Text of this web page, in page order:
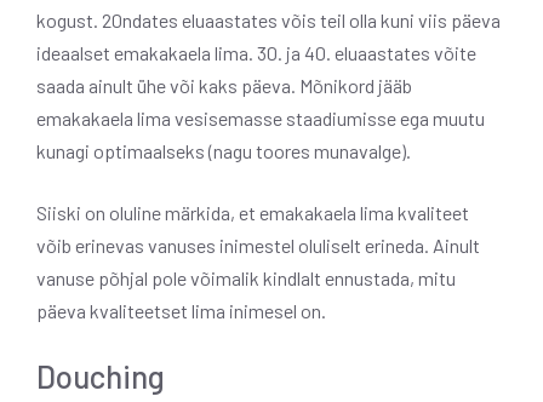
kogust. 20ndates eluaastates võis teil olla kuni viis päeva
ideaalset emakakaela lima. 30. ja 40. eluaastates võite
saada ainult ühe või kaks päeva. Mõnikord jääb
emakakaela lima vesisemasse staadiumisse ega muutu
kunagi optimaalseks (nagu toores munavalge).
Siiski on oluline märkida, et emakakaela lima kvaliteet
võib erinevas vanuses inimestel oluliselt erineda. Ainult
vanuse põhjal pole võimalik kindlalt ennustada, mitu
päeva kvaliteetset lima inimesel on.
Douching